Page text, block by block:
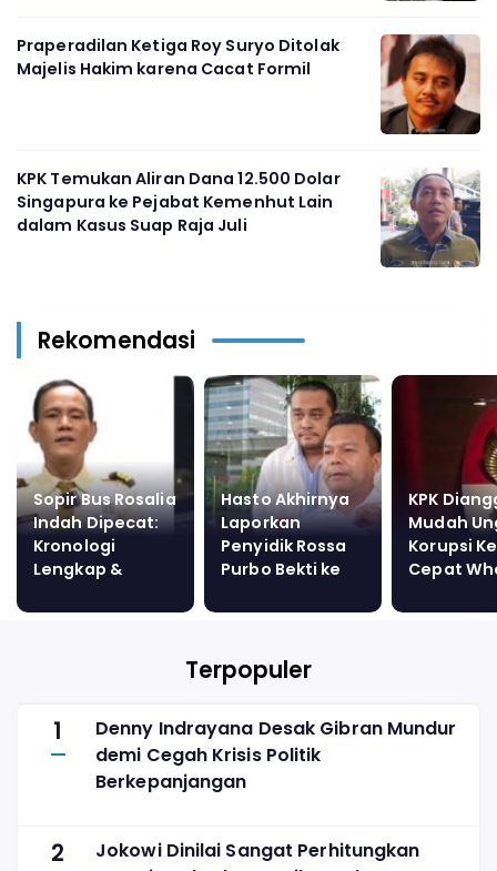
Praperadilan Ketiga Roy Suryo Ditolak
Majelis Hakim karena Cacat Formil
KPK Temukan Aliran Dana 12.500 Dolar
Singapura ke Pejabat Kemenhut Lain
dalam Kasus Suap Raja Juli
Rekomendasi
Sopir Bus Rosalia
Indah Dipecat:
Kronologi
Lengkap &
Hukum Ugal-
Hasto Akhirnya
Laporkan
Penyidik Rossa
Purbo Bekti ke
KPK
Mudah
Korupsi
Cepat
Awalnya
Terpopuler
1
Denny Indrayana Desak Gibran Mundur
demi Cegah Krisis Politik
Berkepanjangan
2
Jokowi Dinilai Sangat Perhitungkan